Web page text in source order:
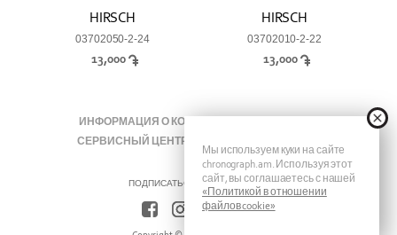
HIRSCH
03702050-2-24
13,000
HIRSCH
03702010-2-22
13,000
Мы используем куки на сайте
chronograph.am. Используя этот
сайт, вы соглашаетесь с нашей
«Политикой в отношении
файлов cookie»
ИНФОРМАЦИЯ О КОМПАНИИ
СЕРВИСНЫЙ ЦЕНТР
ПОДПИСАТЬСЯ НА ХРОНОГРАФ